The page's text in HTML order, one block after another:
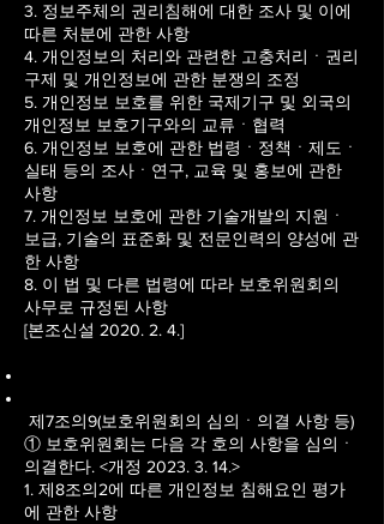
3. 정보주체의 권리침해에 대한 조사 및 이에
따른 처분에 관한 사항
4. 개인정보의 처리와 관련한 고충처리ㆍ권리
구제 및 개인정보에 관한 분쟁의 조정
5. 개인정보 보호를 위한 국제기구 및 외국의
개인정보 보호기구와의 교류ㆍ협력
6. 개인정보 보호에 관한 법령ㆍ정책ㆍ제도ㆍ
실태 등의 조사ㆍ연구, 교육 및 홍보에 관한
사항
7. 개인정보 보호에 관한 기술개발의 지원ㆍ
보급, 기술의 표준화 및 전문인력의 양성에 관
한 사항
8. 이 법 및 다른 법령에 따라 보호위원회의
사무로 규정된 사항
[본조신설 2020. 2. 4.]
제7조의9(보호위원회의 심의ㆍ의결 사항 등)
① 보호위원회는 다음 각 호의 사항을 심의ㆍ
의결한다. <개정 2023. 3. 14.>
1. 제8조의2에 따른 개인정보 침해요인 평가
에 관한 사항